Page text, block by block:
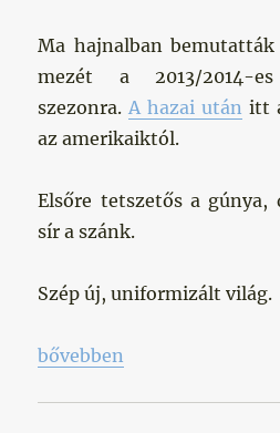
Ma hajnalban
mezét a 2013/2014-
szezonra.A hazai után itt
az amerikaiktól.
Elsőre tetszetős a
sír a szánk.
Szép új, uniformizált világ.
„Uniformizált világ”
bővebben